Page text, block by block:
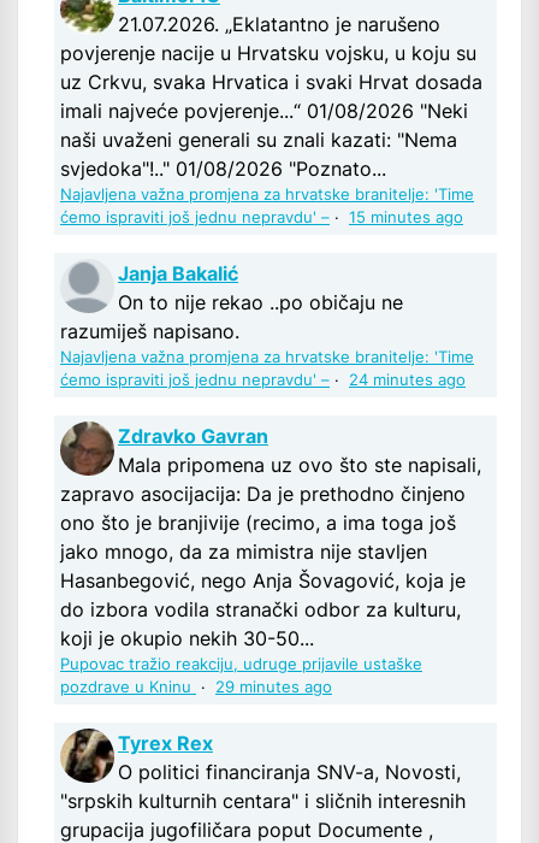
21.07.2026. „Eklatantno je narušeno
povjerenje nacije u Hrvatsku vojsku, u koju su
uz Crkvu, svaka Hrvatica i svaki Hrvat dosada
imali najveće povjerenje...“ 01/08/2026 "Neki
naši uvaženi generali su znali kazati: "Nema
svjedoka"!.." 01/08/2026 "Poznato...
Najavljena važna promjena za hrvatske branitelje: 'Time
ćemo ispraviti još jednu nepravdu' – · 15 minutes ago
Janja Bakalić
On to nije rekao ..po običaju ne
razumiješ napisano.
Najavljena važna promjena za hrvatske branitelje: 'Time
ćemo ispraviti još jednu nepravdu' – · 24 minutes ago
Zdravko Gavran
Mala pripomena uz ovo što ste napisali,
zapravo asocijacija: Da je prethodno činjeno
ono što je branjivije (recimo, a ima toga još
jako mnogo, da za mimistra nije stavljen
Hasanbegović, nego Anja Šovagović, koja je
do izbora vodila stranački odbor za kulturu,
koji je okupio nekih 30-50...
Pupovac tražio reakciju, udruge prijavile ustaške
pozdrave u Kninu
· 29 minutes ago
Tyrex Rex
O politici financiranja SNV-a, Novosti,
"srpskih kulturnih centara" i sličnih interesnih
grupacija jugofiličara poput Documente ,